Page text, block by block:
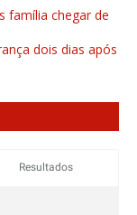
família chegar de
dois dias após
Resultados